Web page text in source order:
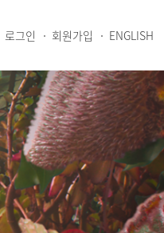
로그인 회원가입 ENGLISH